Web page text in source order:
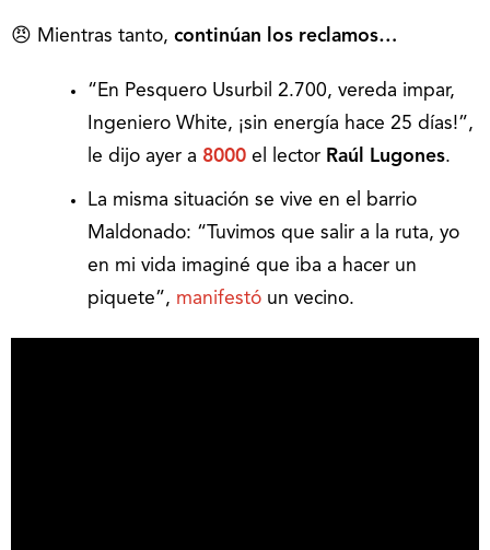
😠 Mientras tanto, continúan los reclamos…
“En Pesquero Usurbil 2.700, vereda impar,
Ingeniero White, ¡sin energía hace 25 días!”,
le dijo ayer a 8000 el lector Raúl Lugones.
La misma situación se vive en el barrio
Maldonado: “Tuvimos que salir a la ruta, yo
en mi vida imaginé que iba a hacer un
piquete”, manifestó un vecino.